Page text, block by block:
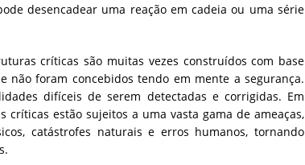
desencadear uma reação em cadeia ou uma série
críticas são muitas vezes construídos com base
não foram concebidos tendo em mente a segurança.
difíceis de serem detectadas e corrigidas. Em
estão sujeitos a uma vasta gama de ameaças,
catástrofes naturais e erros humanos, tornando